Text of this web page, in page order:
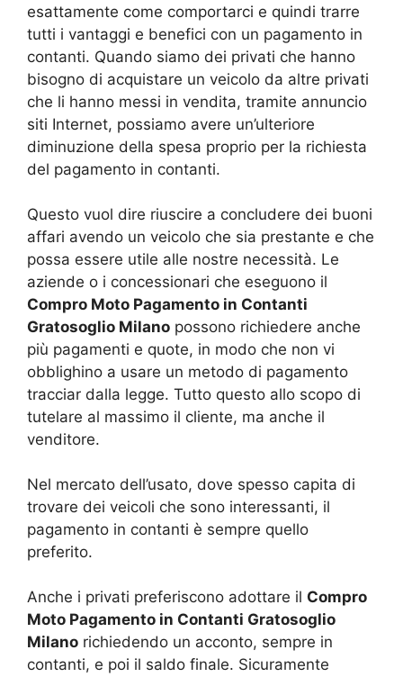
esattamente come comportarci e quindi trarre
tutti i vantaggi e benefici con un pagamento in
contanti. Quando siamo dei privati che hanno
bisogno di acquistare un veicolo da altre privati
che li hanno messi in vendita, tramite annuncio
siti Internet, possiamo avere un’ulteriore
diminuzione della spesa proprio per la richiesta
del pagamento in contanti.
Questo vuol dire riuscire a concludere dei buoni
affari avendo un veicolo che sia prestante e che
possa essere utile alle nostre necessità. Le
aziende o i concessionari che eseguono il
Compro Moto Pagamento in Contanti
Gratosoglio Milano possono richiedere anche
più pagamenti e quote, in modo che non vi
obblighino a usare un metodo di pagamento
tracciar dalla legge. Tutto questo allo scopo di
tutelare al massimo il cliente, ma anche il
venditore.
Nel mercato dell’usato, dove spesso capita di
trovare dei veicoli che sono interessanti, il
pagamento in contanti è sempre quello
preferito.
Anche i privati preferiscono adottare il Compro
Moto Pagamento in Contanti Gratosoglio
Milano richiedendo un acconto, sempre in
contanti, e poi il saldo finale. Sicuramente